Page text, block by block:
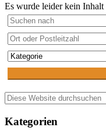
Es wurde leider kein
Primäre
Seitenleiste
Diese
Website
durchsuchen
Kategorien